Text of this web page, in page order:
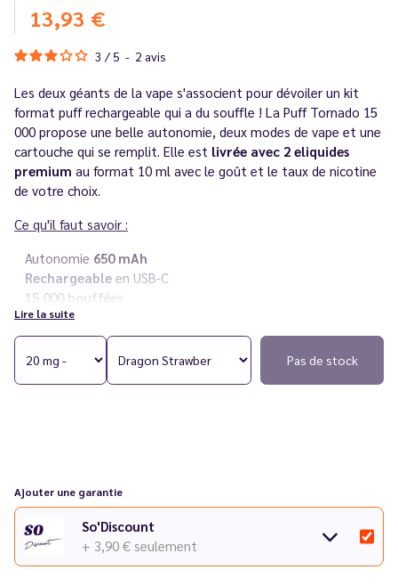
13,93 €
3 / 5 - 2 avis
Les deux géants de la vape s'associent pour dévoiler un kit
format puff rechargeable qui a du souffle ! La Puff Tornado 15
000 propose une belle autonomie, deux modes de vape et une
cartouche qui se remplit. Elle est livrée avec 2 eliquides
premium au format 10 ml avec le goût et le taux de nicotine
de votre choix.
Ce qu'il faut savoir :
Autonomie 650 mAh
Rechargeable en USB-C
15 000 bouffées
Deux modes de vape
Inhalationdirecte ou indirecte
Cartouche rechargeableen eliquide sur le côté
fruit du dragon, fraise et frais
Lire la suite
Pas de stock
Ajouter une garantie
So'Discount
+ 3,90 € seulement